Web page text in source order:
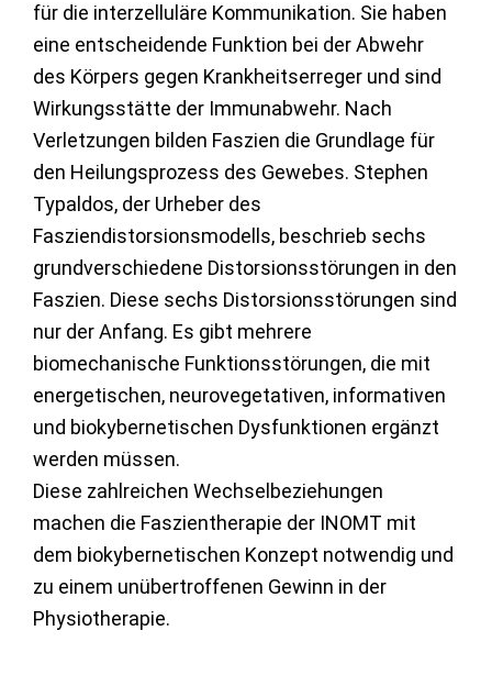
für die interzelluläre Kommunikation. Sie haben
eine entscheidende Funktion bei der Abwehr
des Körpers gegen Krankheitserreger und sind
Wirkungsstätte der Immunabwehr. Nach
Verletzungen bilden Faszien die Grundlage für
den Heilungsprozess des Gewebes. Stephen
Typaldos, der Urheber des
Fasziendistorsionsmodells, beschrieb sechs
grundverschiedene Distorsionsstörungen in den
Faszien. Diese sechs Distorsionsstörungen sind
nur der Anfang. Es gibt mehrere
biomechanische Funktionsstörungen, die mit
energetischen, neurovegetativen, informativen
und biokybernetischen Dysfunktionen ergänzt
werden müssen.
Diese zahlreichen Wechselbeziehungen
machen die Faszientherapie der INOMT mit
dem biokybernetischen Konzept notwendig und
zu einem unübertroffenen Gewinn in der
Physiotherapie.